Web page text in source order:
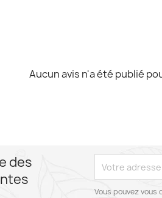
Aucun avis n'a été publié
des
Vous pouvez vous